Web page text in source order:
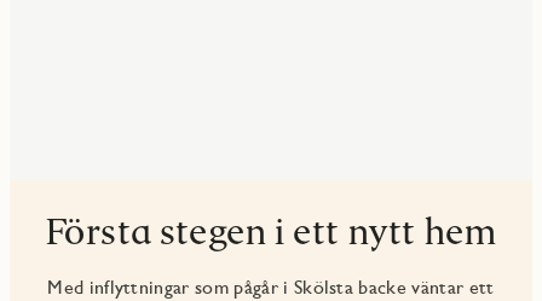
Första stegen i ett nytt hem
Med inflyttningar som pågår i Skölsta backe väntar ett